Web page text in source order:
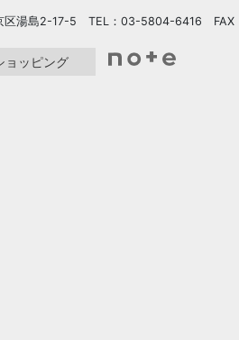
区湯島2-17-5 TEL：03-5804-6416 FAX
ョッピング